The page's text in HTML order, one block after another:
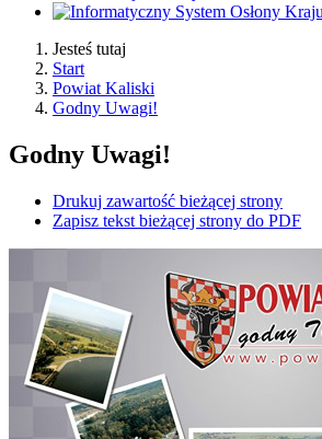
Jesteś tutaj
Start
Powiat Kaliski
Godny Uwagi!
Godny Uwagi!
Drukuj zawartość bieżącej strony
Zapisz tekst bieżącej strony do PDF